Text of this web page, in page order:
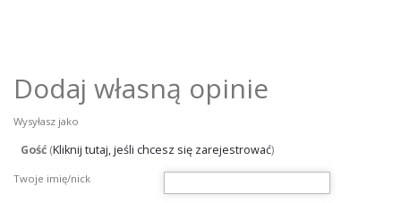
Dodaj własną opinie
Wysyłasz jako
Gość (Kliknij tutaj, jeśli chcesz się zarejestrować)
Twoje imię/nick